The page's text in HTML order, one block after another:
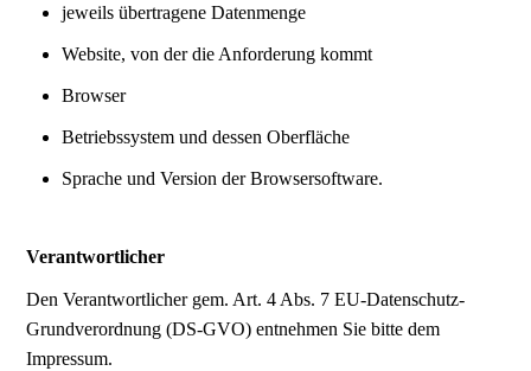
jeweils übertragene Datenmenge
Website, von der die Anforderung kommt
Browser
Betriebssystem und dessen Oberfläche
Sprache und Version der Browsersoftware.
Verantwortlicher
Den Verantwortlicher gem. Art. 4 Abs. 7 EU-Datenschutz-
Grundverordnung (DS-GVO) entnehmen Sie bitte dem
Impressum.